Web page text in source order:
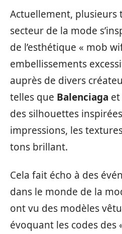
Actuellement, plusieurs
secteur de la mode
de l’esthétique « mob
embellissements
auprès de divers
telles que Balenciaga et
des silhouettes
impressions, les
tons brillant.
Cela fait écho à des
dans le monde de la
ont vu des modèles
évoquant les codes des